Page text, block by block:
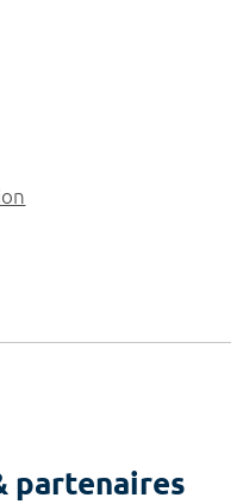
partenaires